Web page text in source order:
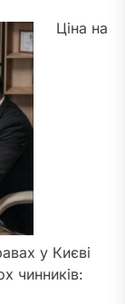
Ціна на
у Києві
чинників: